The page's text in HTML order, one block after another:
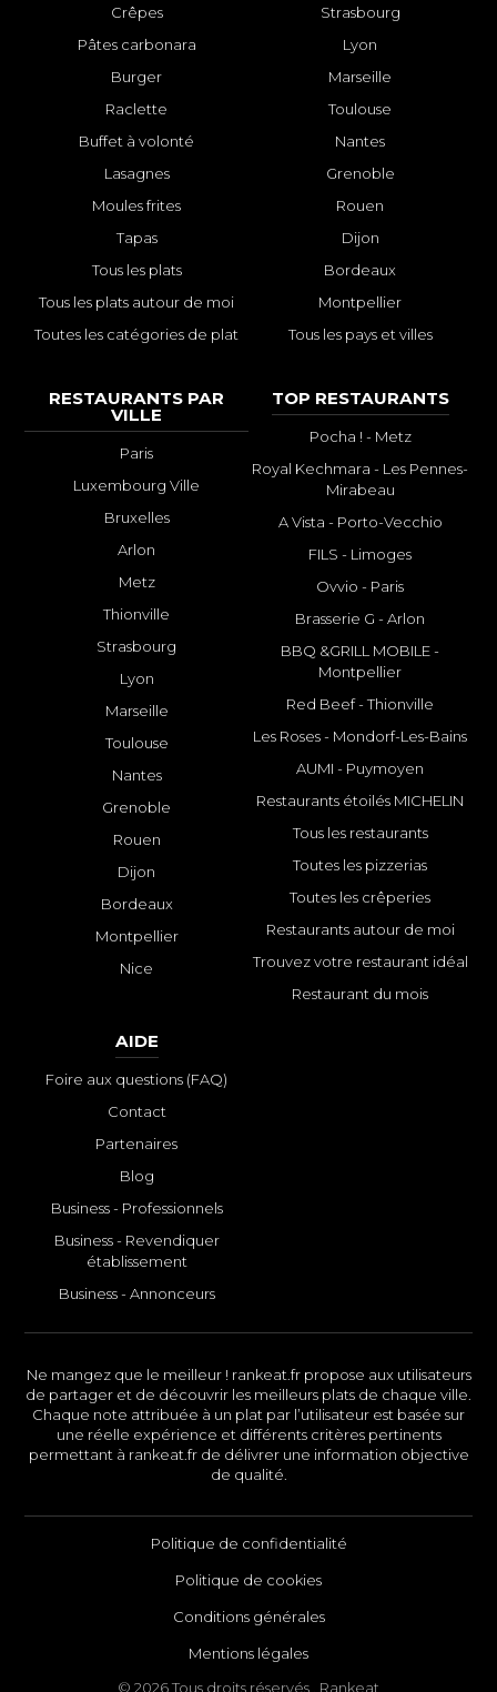
Crêpes
Pâtes carbonara
Burger
Raclette
Buffet à volonté
Lasagnes
Moules frites
Tapas
Tous les plats
Tous les plats autour de moi
Toutes les catégories de plat
Strasbourg
Lyon
Marseille
Toulouse
Nantes
Grenoble
Rouen
Dijon
Bordeaux
Montpellier
Tous les pays et villes
RESTAURANTS PAR
VILLE
Paris
Luxembourg Ville
Bruxelles
Arlon
Metz
Thionville
Strasbourg
Lyon
Marseille
Toulouse
Nantes
Grenoble
Rouen
Dijon
Bordeaux
Montpellier
Nice
TOP RESTAURANTS
Pocha ! - Metz
Royal Kechmara - Les Pennes-
Mirabeau
A Vista - Porto-Vecchio
FILS - Limoges
Ovvio - Paris
Brasserie G - Arlon
BBQ &GRILL MOBILE -
Montpellier
Red Beef - Thionville
Les Roses - Mondorf-Les-Bains
AUMI - Puymoyen
Restaurants étoilés MICHELIN
Tous les restaurants
Toutes les pizzerias
Toutes les crêperies
Restaurants autour de moi
Trouvez votre restaurant idéal
Restaurant du mois
AIDE
Foire aux questions (FAQ)
Contact
Partenaires
Blog
Business - Professionnels
Business - Revendiquer
établissement
Business - Annonceurs
Ne mangez que le meilleur ! rankeat.fr propose aux utilisateurs
de partager et de découvrir les meilleurs plats de chaque ville.
Chaque note attribuée à un plat par l’utilisateur est basée sur
une réelle expérience et différents critères pertinents
permettant à rankeat.fr de délivrer une information objective
de qualité.
Politique de confidentialité
Politique de cookies
Conditions générales
Mentions légales
© 2026 Tous droits réservés . Rankeat